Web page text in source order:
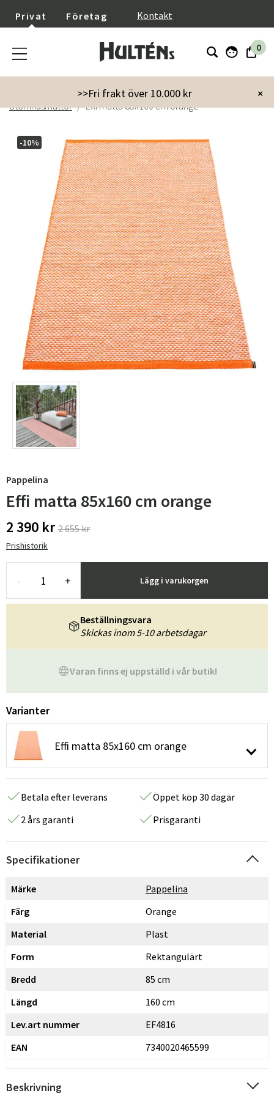
Privat Företag Kontakt
0
×
>>Fri frakt över 10.000 kr
Trädgård
Trädgårdstillbehör
Utomhusmattor
Effi matta 85x160 cm orange
-10%
Pappelina
Effi matta 85x160 cm orange
2 390 kr 2 655 kr
Prishistorik
- + Lägg i varukorgen
Varan finns ej uppställd i vår butik!
Beställningsvara
Skickas inom 5-10 arbetsdagar
Varianter
Effi matta 85x160 cm orange
Betala efter leverans
Öppet köp 30 dagar
2 års garanti
Prisgaranti
Specifikationer
Märke
Pappelina
Färg
Orange
Material
Plast
Form
Rektangulärt
Bredd
85 cm
Längd
160 cm
Lev.art nummer
EF4816
EAN
7340020465599
Beskrivning